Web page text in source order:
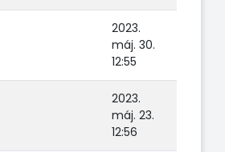
2023.
máj. 30.
12:55
2023.
máj. 23.
12:56